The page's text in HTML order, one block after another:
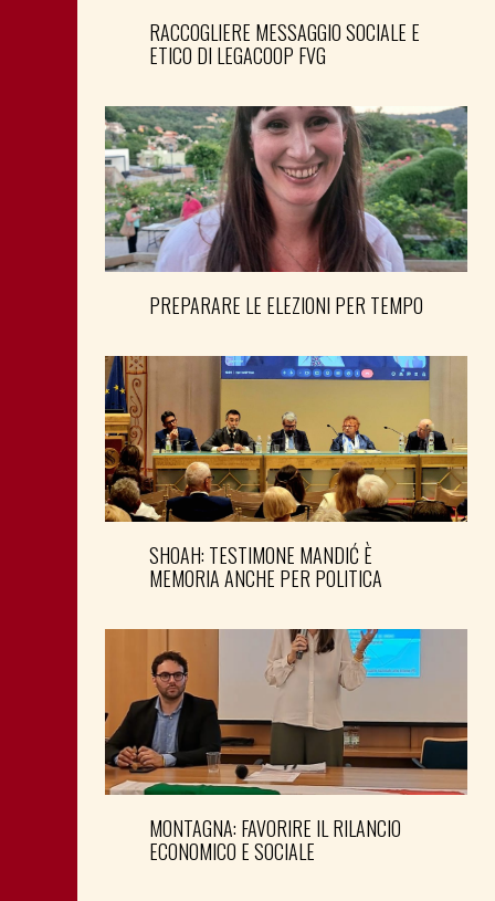
RACCOGLIERE MESSAGGIO SOCIALE E
ETICO DI LEGACOOP FVG
PREPARARE LE ELEZIONI PER TEMPO
SHOAH: TESTIMONE MANDIĆ È
MEMORIA ANCHE PER POLITICA
MONTAGNA: FAVORIRE IL RILANCIO
ECONOMICO E SOCIALE